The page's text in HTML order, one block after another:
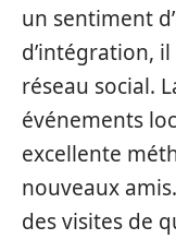
un sentiment
d’intégration,
réseau social.
événements
excellente
nouveaux
des visites de